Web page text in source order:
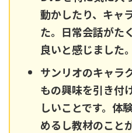
動かしたり、キャ
た。日常会話がた
良いと感じました。
サンリオのキャラ
もの興味を引き付
しいことです。体
めるし教材のこと